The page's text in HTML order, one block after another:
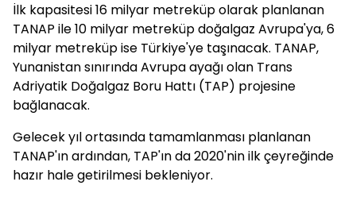
İlk kapasitesi 16 milyar metreküp olarak planlanan
TANAP ile 10 milyar metreküp doğalgaz Avrupa'ya, 6
milyar metreküp ise Türkiye'ye taşınacak. TANAP,
Yunanistan sınırında Avrupa ayağı olan Trans
Adriyatik Doğalgaz Boru Hattı (TAP) projesine
bağlanacak.
Gelecek yıl ortasında tamamlanması planlanan
TANAP'ın ardından, TAP'ın da 2020'nin ilk çeyreğinde
hazır hale getirilmesi bekleniyor.